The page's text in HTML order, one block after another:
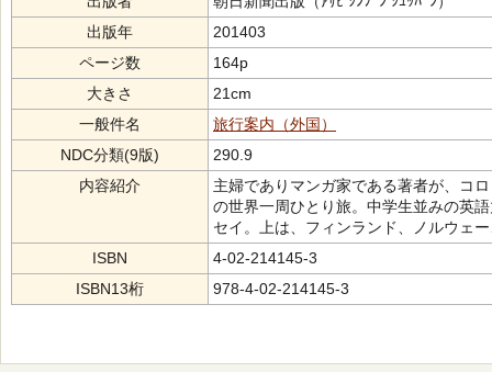
出版年
201403
ページ数
164p
大きさ
21cm
一般件名
旅行案内（外国）
NDC分類(9版)
290.9
内容紹介
主婦でありマンガ家である著者が、コ
の世界一周ひとり旅。中学生並みの英
セイ。上は、フィンランド、ノルウェ
ISBN
4-02-214145-3
ISBN13桁
978-4-02-214145-3